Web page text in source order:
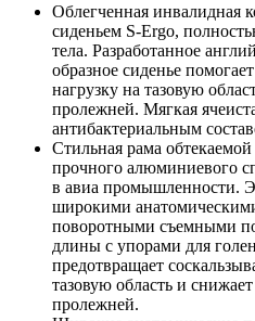
Облегченная инвалидная
сиденьем S-Ergo,
тела. Разработанное
образное сиденье
нагрузку на тазовую
пролежней. Мягкая
антибактериальным
Стильная рама
прочного алюминиевого
в авиа промышленности.
широкими
поворотными съемными
длины с упорами для
предотвращает
тазовую область и
пролежней.